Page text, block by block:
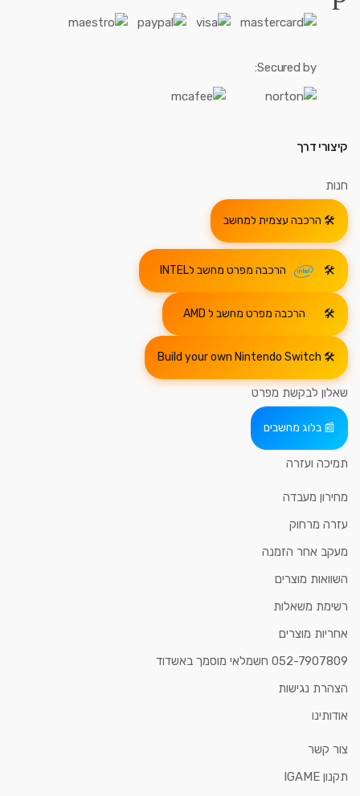
Secured by:
קיצורי דרך
חנות
הרכבה עצמית למחשב
הרכבה מפרט מחשב לINTEL
הרכבה מפרט מחשב ל AMD
Build your own Nintendo Switch
שאלון לבקשת מפרט
בלוג מחשבים
תמיכה ועזרה
מחירון מעבדה
עזרה מרחוק
מעקב אחר הזמנה
השוואות מוצרים
רשימת משאלות
אחריות מוצרים
052-7907809 חשמלאי מוסמך באשדוד
הצהרת נגישות
אודותינו
צור קשר
תקנון IGAME